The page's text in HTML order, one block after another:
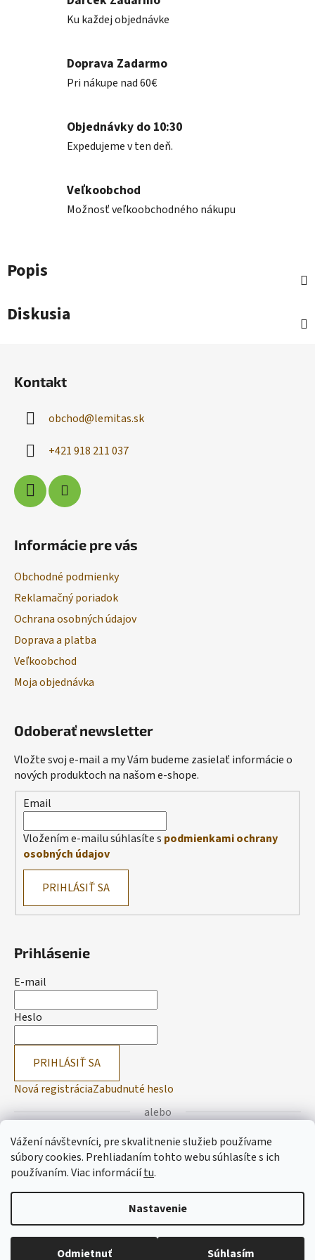
Vážení návštevníci, pre skvalitnenie služieb používame
súbory cookies. Prehliadaním tohto webu súhlasíte s ich
používaním.Viac informáciítu.
Nastavenie
Odmietnuť Súhlasím
Ku každej objednávke
Doprava Zadarmo
Pri nákupe nad 60€
Objednávky do 10:30
Expedujeme v ten deň.
Veľkoobchod
Možnosť veľkoobchodného nákupu
Popis
Diskusia
Kontakt
obchod@lemitas.sk
+421 918 211 037
Informácie pre vás
Obchodné podmienky
Reklamačný poriadok
Ochrana osobných údajov
Doprava a platba
Veľkoobchod
Moja objednávka
Odoberať newsletter
Vložte svoj e-mail a my Vám budeme zasielať informácie o
nových produktoch na našom e-shope.
Email
Vložením e-mailu súhlasíte s podmienkami ochrany
osobných údajov
PRIHLÁSIŤ SA
Prihlásenie
E-mail
Heslo
PRIHLÁSIŤ SA
Nová registráciaZabudnuté heslo
alebo
Prihlásiť sa cez Facebook
Prihlásiť sa cez Google
Vytvoril Shoptet